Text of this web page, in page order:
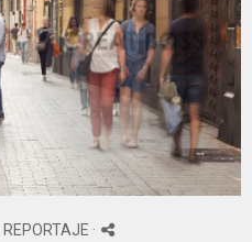
REPORTAJE ·